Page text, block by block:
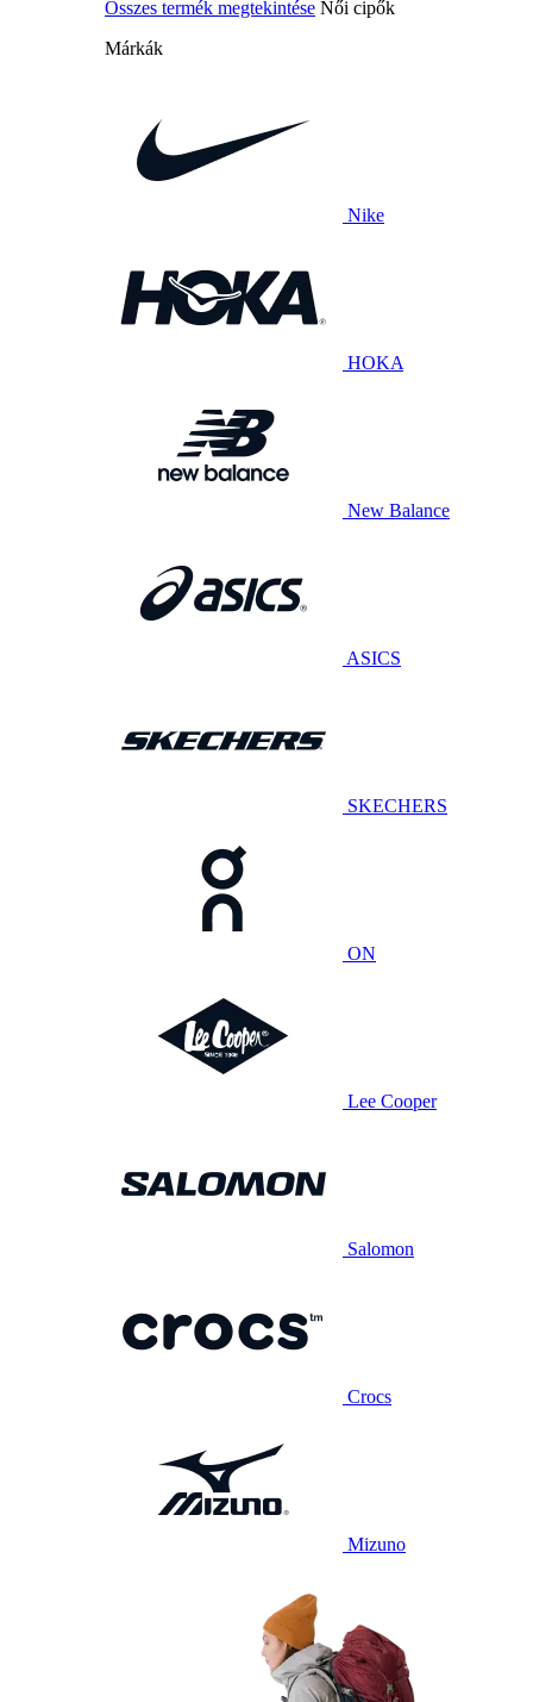
Összes termék megtekintése Női cipők
Márkák
Nike
HOKA
New Balance
ASICS
SKECHERS
ON
Lee Cooper
Salomon
Crocs
Mizuno